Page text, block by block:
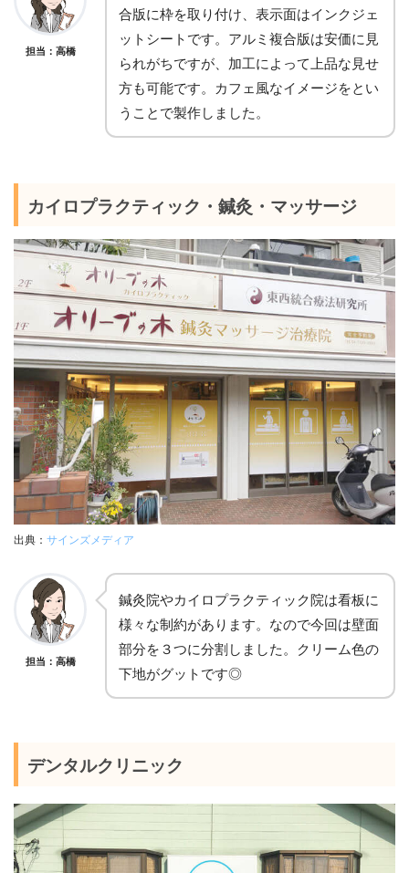
担当：高橋
合版に枠を取り付け、表示面はインクジェ
ットシートです。アルミ複合版は安価に見
られがちですが、加工によって上品な見せ
方も可能です。カフェ風なイメージをとい
うことで製作しました。
カイロプラクティック・鍼灸・マッサージ
出典： サインズメディア
担当：高橋
鍼灸院やカイロプラクティック院は看板に
様々な制約があります。なので今回は壁面
部分を３つに分割しました。クリーム色の
下地がグットです◎
デンタルクリニック